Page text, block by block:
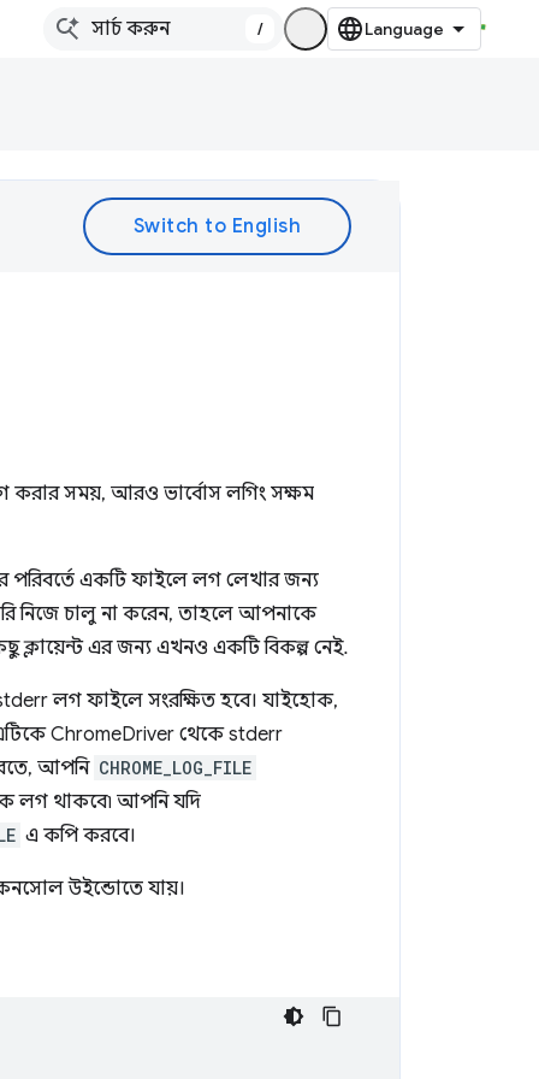
/
করার সময়, আরও ভার্বোস লগিং সক্ষম
একটি ফাইলে লগ লেখার জন্য
নিজে চালু না করেন, তাহলে আপনাকে
ক্লায়েন্ট এর জন্য এখনও একটি বিকল্প নেই.
লগ ফাইলে সংরক্ষিত হবে। যাইহোক,
ChromeDriver থেকে stderr
আপনি CHROME_LOG_FILE
লগ থাকবে৷ আপনি যদি
এ কপি করবে।
উইন্ডোতে যায়।